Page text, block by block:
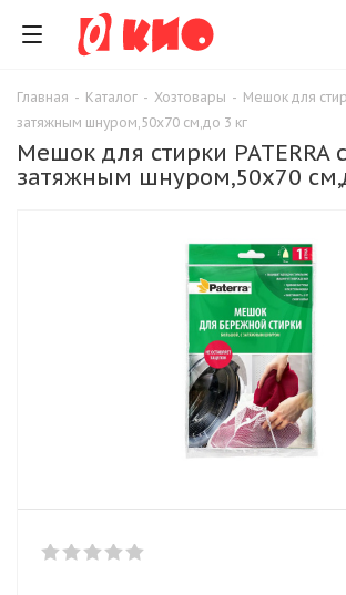
Главная - Каталог - Хозтовары - Мешок для
затяжным шнуром,50х70 см,до 3 кг
Мешок для стирки PATERRA с
затяжным шнуром,50х70